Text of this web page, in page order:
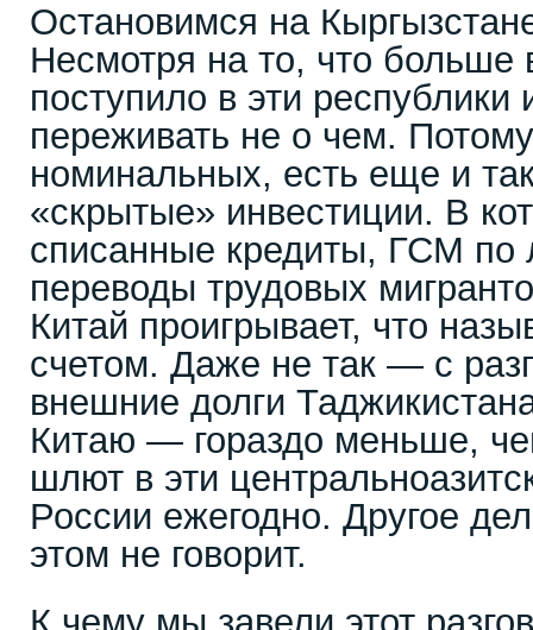
Остановимся на
Несмотря на то, что больше
поступило в эти республики
переживать не о чем.
номинальных, есть еще и
«скрытые» инвестиции. В
списанные кредиты, ГСМ по
переводы трудовых
Китай проигрывает, что
счетом. Даже не так — с
внешние долги
Китаю — гораздо меньше,
шлют в эти
России ежегодно. Другое
этом не говорит.